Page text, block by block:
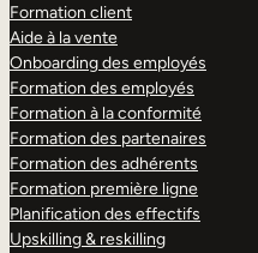
Formation client
Aide à la vente
Onboarding des employés
Formation des employés
Formation à la conformité
Formation des partenaires
Formation des adhérents
Formation première ligne
Planification des effectifs
Upskilling & reskilling